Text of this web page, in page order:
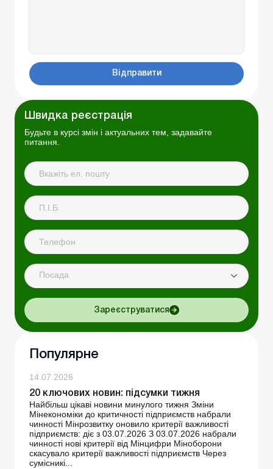
Відправити
Швидка реєстрація
Будьте в курсі змін і актуальних тем, задавайте
питання.
Посада
Зареєструватися
Популярне
14.07.2026
20 ключових новин: підсумки тижня
Найбільш цікаві новини минулого тижня Зміни
Мінекономіки до критичності підприємств набрали
чинності Мінрозвитку оновило критерії важливості
підприємств: діє з 03.07.2026 З 03.07.2026 набрали
чинності нові критерії від Мінцифри Міноборони
скасувало критерії важливості підприємств Через
сумісникі...